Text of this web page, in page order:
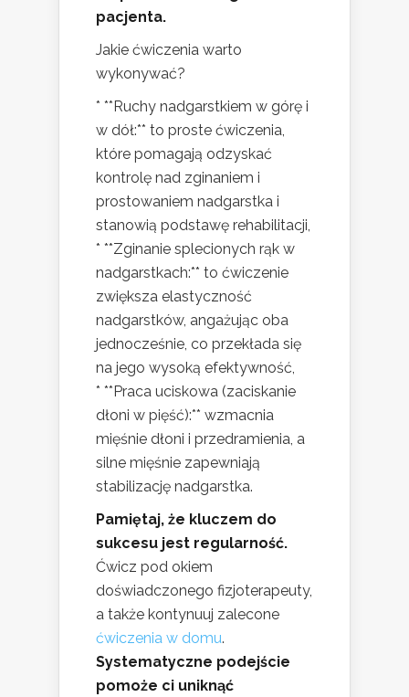
pacjenta.
Jakie ćwiczenia warto
wykonywać?
* **Ruchy nadgarstkiem w górę i
w dół:** to proste ćwiczenia,
które pomagają odzyskać
kontrolę nad zginaniem i
prostowaniem nadgarstka i
stanowią podstawę rehabilitacji,
* **Zginanie splecionych rąk w
nadgarstkach:** to ćwiczenie
zwiększa elastyczność
nadgarstków, angażując oba
jednocześnie, co przekłada się
na jego wysoką efektywność,
* **Praca uciskowa (zaciskanie
dłoni w pięść):** wzmacnia
mięśnie dłoni i przedramienia, a
silne mięśnie zapewniają
stabilizację nadgarstka.
Pamiętaj, że kluczem do
sukcesu jest regularność.
Ćwicz pod okiem
doświadczonego fizjoterapeuty,
a także kontynuuj zalecone
ćwiczenia w domu.
Systematyczne podejście
pomoże ci uniknąć